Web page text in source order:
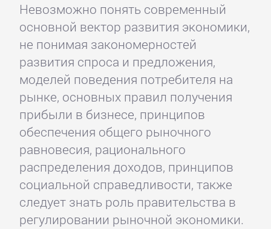
Невозможно понять современный
основной вектор развития экономики,
не понимая закономерностей
развития спроса и предложения,
моделей поведения потребителя на
рынке, основных правил получения
прибыли в бизнесе, принципов
обеспечения общего рыночного
равновесия, рационального
распределения доходов, принципов
социальной справедливости, также
следует знать роль правительства в
регулировании рыночной экономики.